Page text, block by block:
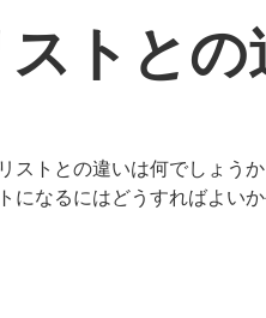
トとの
ストとの違いは何でしょう
になるにはどうすればよい